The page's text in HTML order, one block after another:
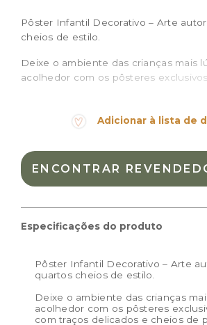
Pôster Infantil Decorativo – Arte
cheios de estilo.
Deixe o ambiente das crianças mais
acolhedor com os pôsteres
crianças, brinquedotecas ou espaços
qualidade, traz uma ilustração dos
da fazenda em aquarela e é perfeito
Tamanho PP (13×18 cm) – preço de
preço de revenda: R$ 57,50
Tamanho P (21 x 29,7 cm) – preço de
Adicionar à lista de
ENCONTRAR
Especificações do produto
Pôster Infantil Decorativo – Arte
quartos cheios de estilo.
Deixe o ambiente das crianças
acolhedor com os pôsteres
com traços delicados e cheios de